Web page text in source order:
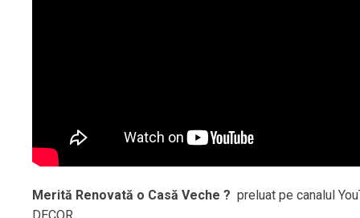
Merită Renovată o Casă Veche ? preluat pe canalul
DECOR